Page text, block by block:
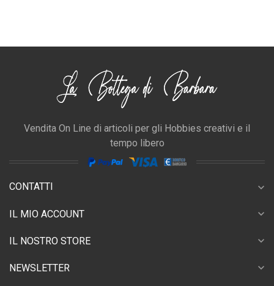
Vendita On Line di articoli per gli Hobbies creativi e il
tempo libero
CONTATTI expand_more
IL MIO ACCOUNT expand_more
IL NOSTRO STORE expand_more
NEWSLETTER expand_more